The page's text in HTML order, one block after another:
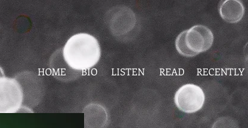
HOME LISTEN
BIO READ RECENTLY